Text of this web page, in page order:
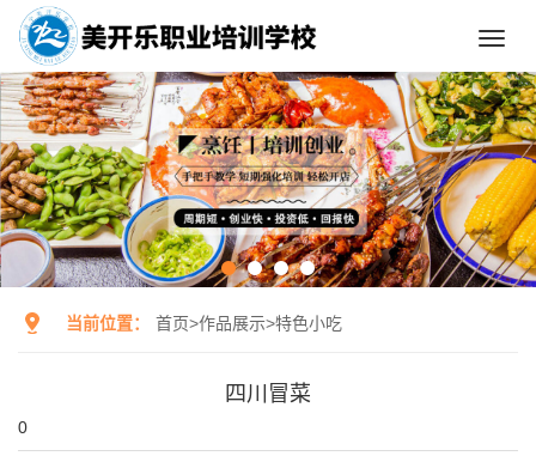
当前位置： 首页>作品展示>特色小吃
四川冒菜
0